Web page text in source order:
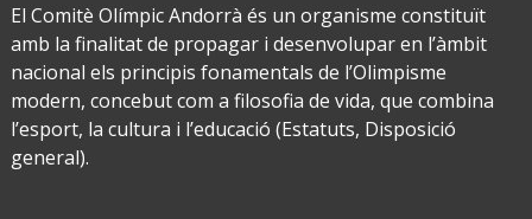
El Comitè Olímpic Andorrà és un organisme constituït
amb la finalitat de propagar i desenvolupar en l’àmbit
nacional els principis fonamentals de l’Olimpisme
modern, concebut com a filosofia de vida, que combina
l’esport, la cultura i l’educació (Estatuts, Disposició
general).